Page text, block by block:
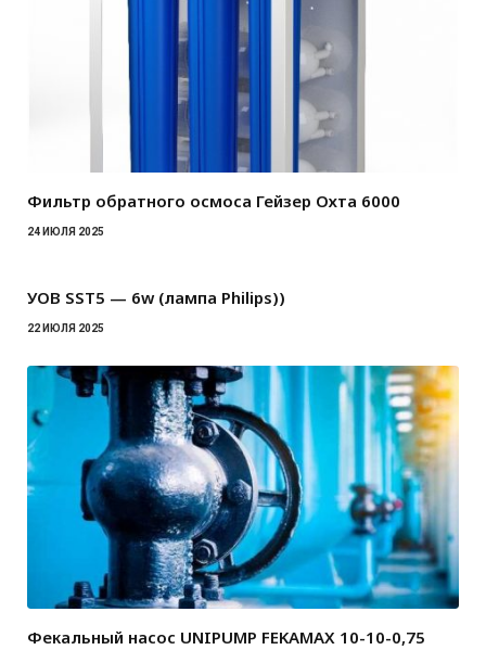
Фильтр обратного осмоса Гейзер Охта 6000
24 ИЮЛЯ 2025
УОВ SST5 — 6w (лампа Philips))
22 ИЮЛЯ 2025
Фекальный насос UNIPUMP FEKAMAX 10-10-0,75